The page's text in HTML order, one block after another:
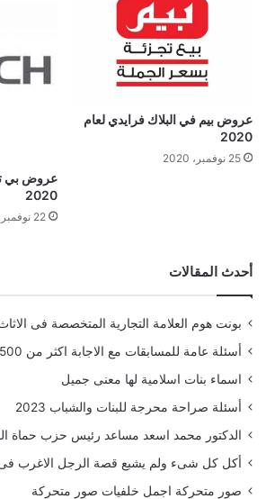
عروض بيم في البلاك فرايدي لعام
2020
25 نوفمبر، 2020
عروض بي
2020
22 نوفمبر، 2020
أحدث المقالات
بونت هوم العلامة التجارية المتخصصة فى
أسئلة عامة للمسابقات مع الاجابة اكثر من 500 سؤال
اسماء بنات اسلامية لها معنى جميل
أسئلة صراحة محرجة للبنات والشباب 2023
الدكتور محمد اسعد مساعد رئيس حزب حماة
أكل كل شىء ولم يشبع قصة الرجل الاغرب فى
صور متحركة اجمل خلفيات صور متحركة